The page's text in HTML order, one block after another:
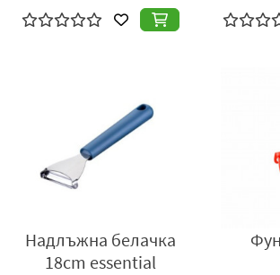
Надлъжна белачка
18cm essential